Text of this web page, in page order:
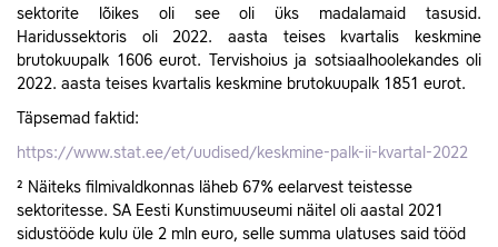
sektorite lõikes oli see oli üks madalamaid tasusid.
Haridussektoris oli 2022. aasta teises kvartalis keskmine
brutokuupalk 1606 eurot. Tervishoius ja sotsiaalhoolekandes oli
2022. aasta teises kvartalis keskmine brutokuupalk 1851 eurot.
Täpsemad faktid:
https://www.stat.ee/et/uudised/keskmine-palk-ii-kvartal-2022
² Näiteks filmivaldkonnas läheb 67% eelarvest teistesse
sektoritesse. SA Eesti Kunstimuuseumi näitel oli aastal 2021
sidustööde kulu üle 2 mln euro, selle summa ulatuses said tööd